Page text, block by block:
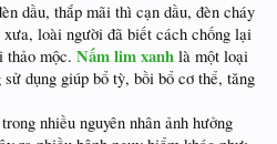
dầu, thắp mãi thì cạn dầu, đèn cháy
loài người đã biết cách chống lại
thảo mộc. Nấm lim xanh là một loại
dụng giúp bổ tỳ, bồi bổ cơ thể, tăng
nhiều nguyên nhân ảnh hưởng